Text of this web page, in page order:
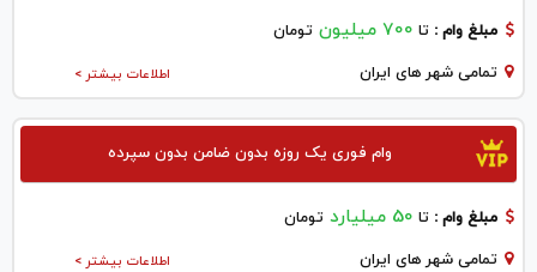
مبلغ وام : تا 700 میلیون تومان
اطلاعات بیشتر > تمامی شهر های ایران
وام فوری یک روزه بدون ضامن بدون سپرده
مبلغ وام : تا 50 میلیارد تومان
اطلاعات بیشتر > تمامی شهر های ایران